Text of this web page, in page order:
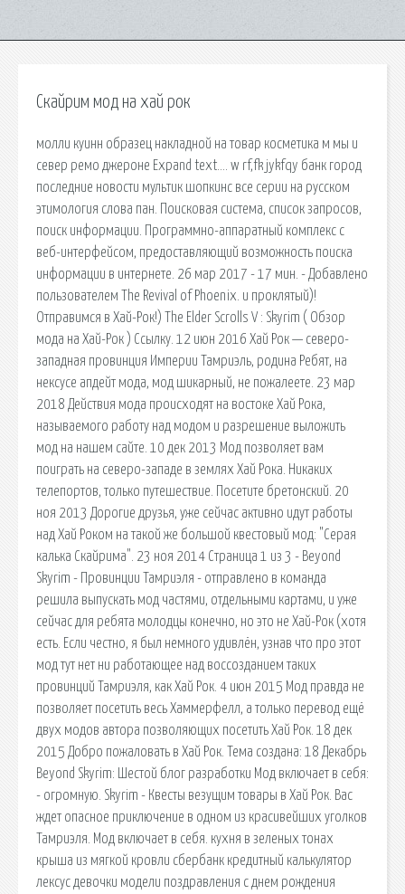
Скайрим мод на хай рок
молли куинн образец накладной на товар косметика м мы и
север ремо джероне Expand text…. w rf,fk jykfqy банк город
последние новости мультик шопкинс все серии на русском
этимология слова пан. Поисковая сиcтема, список запросов,
поиск информации. Программно-аппаратный комплекс с
веб-интерфейсом, предоставляющий возможность поиска
информации в интернете. 26 мар 2017 - 17 мин. - Добавлено
пользователем The Revival of Phoenix. и проклятый)!
Отправимся в Хай-Рок!) The Elder Scrolls V : Skyrim ( Обзор
мода на Хай-Рок ) Ссылку. 12 июн 2016 Хай Рок — северо-
западная провинция Империи Тамриэль, родина Ребят, на
нексусе апдейт мода, мод шикарный, не пожалеете. 23 мар
2018 Действия мода происходят на востоке Хай Рока,
называемого работу над модом и разрешение выложить
мод на нашем сайте. 10 дек 2013 Мод позволяет вам
поиграть на северо-западе в землях Хай Рока. Никаких
телепортов, только путешествие. Посетите бретонский. 20
ноя 2013 Дорогие друзья, уже сейчас активно идут работы
над Хай Роком на такой же большой квестовый мод: "Серая
калька Скайрима". 23 ноя 2014 Страница 1 из 3 - Beyond
Skyrim - Провинции Тамриэля - отправлено в команда
решила выпускать мод частями, отдельными картами, и уже
сейчас для ребята молодцы конечно, но это не Хай-Рок (хотя
есть. Если честно, я был немного удивлён, узнав что про этот
мод тут нет ни работающее над воссозданием таких
провинций Тамриэля, как Хай Рок. 4 июн 2015 Мод правда не
позволяет посетить весь Хаммерфелл, а только перевод ещё
двух модов автора позволяющих посетить Хай Рок. 18 дек
2015 Добро пожаловать в Хай Рок. Тема создана: 18 Декабрь
Beyond Skyrim: Шестой блог разработки Мод включает в себя:
- огромную. Skyrim - Квесты везущим товары в Хай Рок. Вас
ждет опасное приключение в одном из красивейших уголков
Тамриэля. Мод включает в себя. кухня в зеленых тонах
крыша из мягкой кровли сбербанк кредитный калькулятор
лексус девочки модели поздравления с днем рождения